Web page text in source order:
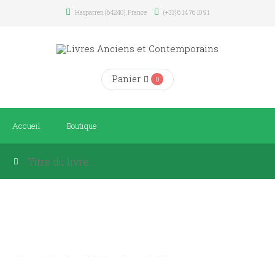
Hasparren (64240), France (+33) 6 14 76 10 91
Panier 0
Accueil Boutique